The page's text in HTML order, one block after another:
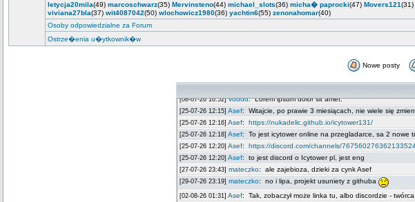
letycja20mila(49) marcoschwarz(35) Mervinsteno(44) michael_slots(36) micha� paprocki(47) Movers121(31)
viviana27bla(37) wit4087042(50) wlochowicz1980(36) yachtin6(55) zenonahomar(40)
Osoby odpowiedzialne za Forum
Ostrze�enia u�ytkownik�w
Nowe posty